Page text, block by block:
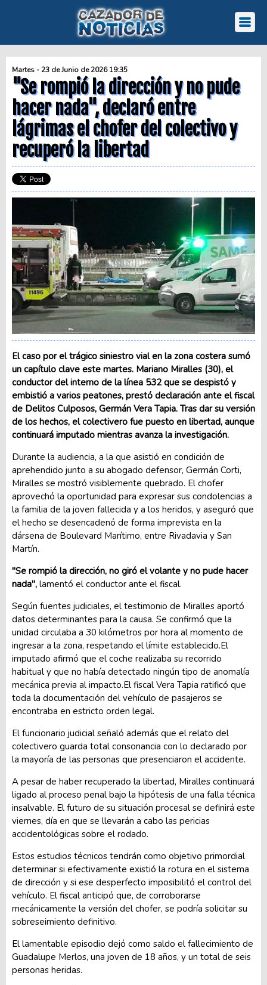
Martes - 23 de Junio de 2026 19:35
"Se rompió la dirección y no pude
hacer nada", declaró entre
lágrimas el chofer del colectivo y
recuperó la libertad
El caso por el trágico siniestro vial en la zona costera sumó
un capítulo clave este martes. Mariano Miralles (30), el
conductor del interno de la línea 532 que se despistó y
embistió a varios peatones, prestó declaración ante el fiscal
de Delitos Culposos, Germán Vera Tapia. Tras dar su versión
de los hechos, el colectivero fue puesto en libertad, aunque
continuará imputado mientras avanza la investigación.
Durante la audiencia, a la que asistió en condición de
aprehendido junto a su abogado defensor, Germán Corti,
Miralles se mostró visiblemente quebrado. El chofer
aprovechó la oportunidad para expresar sus condolencias a
la familia de la joven fallecida y a los heridos, y aseguró que
el hecho se desencadenó de forma imprevista en la
dársena de Boulevard Marítimo, entre Rivadavia y San
Martín.
"Se rompió la dirección, no giró el volante y no pude hacer
nada", lamentó el conductor ante el fiscal.
Según fuentes judiciales, el testimonio de Miralles aportó
datos determinantes para la causa. Se confirmó que la
unidad circulaba a 30 kilómetros por hora al momento de
ingresar a la zona, respetando el límite establecido.El
imputado afirmó que el coche realizaba su recorrido
habitual y que no había detectado ningún tipo de anomalía
mecánica previa al impacto.El fiscal Vera Tapia ratificó que
toda la documentación del vehículo de pasajeros se
encontraba en estricto orden legal.
El funcionario judicial señaló además que el relato del
colectivero guarda total consonancia con lo declarado por
la mayoría de las personas que presenciaron el accidente.
A pesar de haber recuperado la libertad, Miralles continuará
ligado al proceso penal bajo la hipótesis de una falla técnica
insalvable. El futuro de su situación procesal se definirá este
viernes, día en que se llevarán a cabo las pericias
accidentológicas sobre el rodado.
Estos estudios técnicos tendrán como objetivo primordial
determinar si efectivamente existió la rotura en el sistema
de dirección y si ese desperfecto imposibilitó el control del
vehículo. El fiscal anticipó que, de corroborarse
mecánicamente la versión del chofer, se podría solicitar su
sobreseimiento definitivo.
El lamentable episodio dejó como saldo el fallecimiento de
Guadalupe Merlos, una joven de 18 años, y un total de seis
personas heridas.